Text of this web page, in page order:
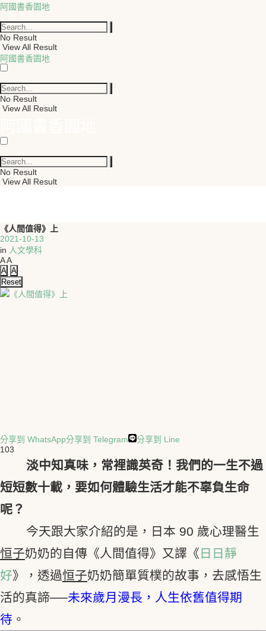
阿國書香園地
No Result
View All Result
阿國書香園地
No Result
View All Result
No Result
View All Result
《人間值得》上
2021-10-13
in 人文學科
AA
A A
Reset
分享到 WhatsApp分享到 Telegram
分享到 Line
103
淡中知真味，常裡識英奇！我們的一生不過
短短數十載，要如何體驗生活才能不辜負生命
呢？
今天跟大家介紹的是，日本 90 歲心理醫生
恒子奶奶的自傳《人間值得》又譯《 日日靜
好》，透過恒子奶奶簡單質樸的故事，去感悟生
活的真諦──未來歲月漫長，人生依舊值得期
待 。